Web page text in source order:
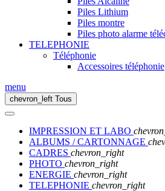
Piles Lithium
Piles montre
Piles photo alarme
TELEPHONIE
Téléphonie
Accessoires téléphonie
menu
chevron_left Tous
IMPRESSION ET LABO
ALBUMS / CARTONNAGE
CADRES chevron_right
PHOTO chevron_right
ENERGIE chevron_right
TELEPHONIE chevron_right